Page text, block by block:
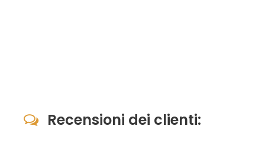
Recensioni dei clienti: